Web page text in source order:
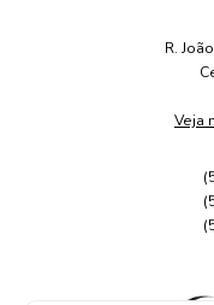
R.
Veja